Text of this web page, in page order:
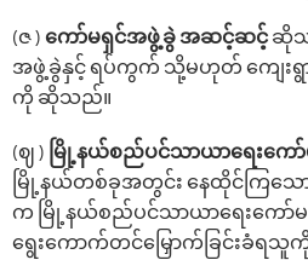
(ဇ ) ‌ကော်မရှင်အဖွဲ့ခွဲ အဆင့်ဆင့် ဆိုသ
အဖွဲ့ခွဲနှင့် ရပ်ကွက် သို့မဟုတ် ကျေး
ကို ဆိုသည်။
(ဈ ) မြို့နယ်စည်ပင်သာယာ‌ရေး‌ကော်
မြို့နယ်တစ်ခုအတွင်း‌ နေထိုင်ကြ‌သော
က မြို့နယ်စည်ပင်သာယာ‌ရေး‌ကော်မ
ရွေး‌ကောက်တင်‌မြှောက်ခြင်းခံရ